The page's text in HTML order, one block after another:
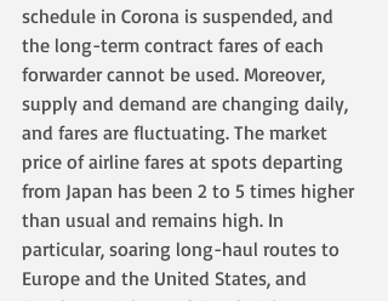
schedule in Corona is suspended, and
the long-term contract fares of each
forwarder cannot be used. Moreover,
supply and demand are changing daily,
and fares are fluctuating. The market
price of airline fares at spots departing
from Japan has been 2 to 5 times higher
than usual and remains high. In
particular, soaring long-haul routes to
Europe and the United States, and